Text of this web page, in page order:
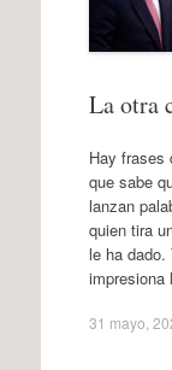
La otra
Hay frases
que sabe
lanzan
quien tira
le ha
31 mayo,